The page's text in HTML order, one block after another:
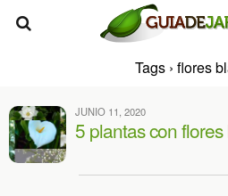
Tags › flores
JUNIO 11, 2020
5 plantas con